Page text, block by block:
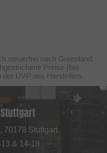
steuerfrei nach Greenland,
Preise (bei
der UVP des Herstellers.
70178 Stuttgart
13 & 14-18